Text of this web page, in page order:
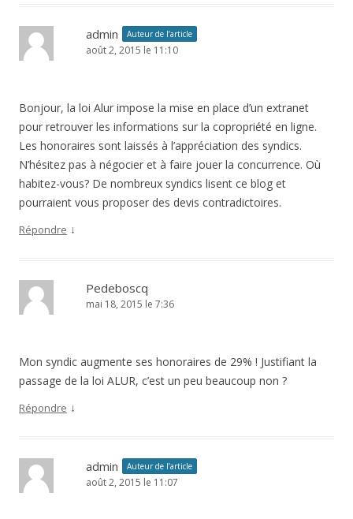
admin Auteur de l’article
août 2, 2015 le 11:10
Bonjour, la loi Alur impose la mise en place d’un extranet
pour retrouver les informations sur la copropriété en ligne.
Les honoraires sont laissés à l’appréciation des syndics.
N’hésitez pas à négocier et à faire jouer la concurrence. Où
habitez-vous? De nombreux syndics lisent ce blog et
pourraient vous proposer des devis contradictoires.
Répondre ↓
Pedeboscq
mai 18, 2015 le 7:36
Mon syndic augmente ses honoraires de 29% ! Justifiant la
passage de la loi ALUR, c’est un peu beaucoup non ?
Répondre ↓
admin Auteur de l’article
août 2, 2015 le 11:07